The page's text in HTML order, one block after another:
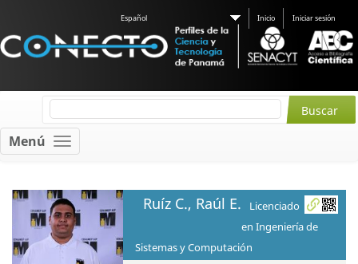
Español Inicio Iniciar sesión
Menú
Ruíz C., Raúl E.
Licenciado
en Ingeniería de
Sistemas y Computación